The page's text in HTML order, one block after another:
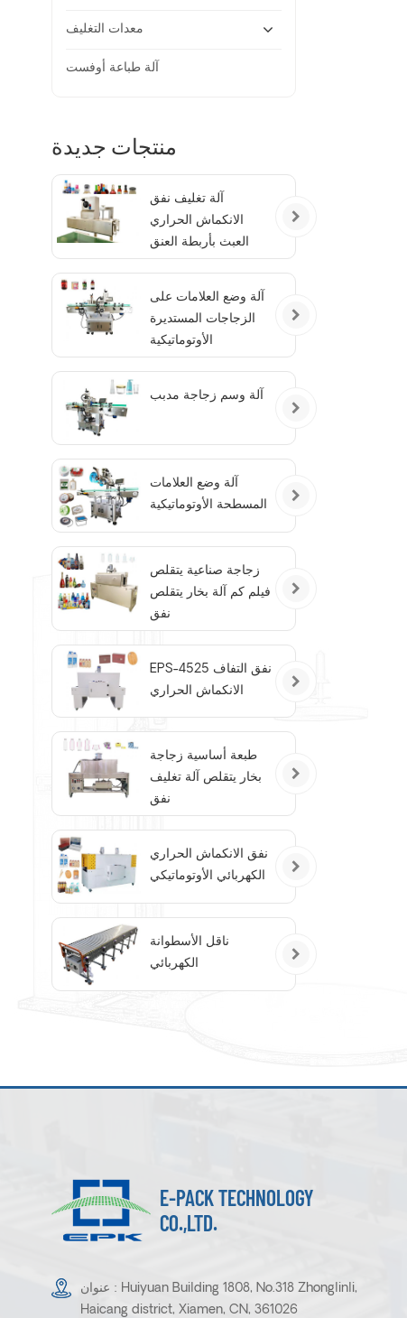
معدات التغليف
آلة طباعة أوفست
منتجات جديدة
آلة تغليف نفق
الانكماش الحراري
العبث بأربطة العنق
آلة وضع العلامات على
الزجاجات المستديرة
الأوتوماتيكية
آلة وسم زجاجة مدبب
آلة وضع العلامات
المسطحة الأوتوماتيكية
زجاجة صناعية يتقلص
فيلم كم آلة بخار يتقلص
نفق
EPS-4525 نفق التفاف
الانكماش الحراري
طبعة أساسية زجاجة
بخار يتقلص آلة تغليف
نفق
نفق الانكماش الحراري
الكهربائي الأوتوماتيكي
ناقل الأسطوانة
الكهربائي
E-PACK TECHNOLOGY
CO.,LTD.
عنوان : Huiyuan Building 1808, No.318 Zhonglinli,
Haicang district, Xiamen, CN, 361026